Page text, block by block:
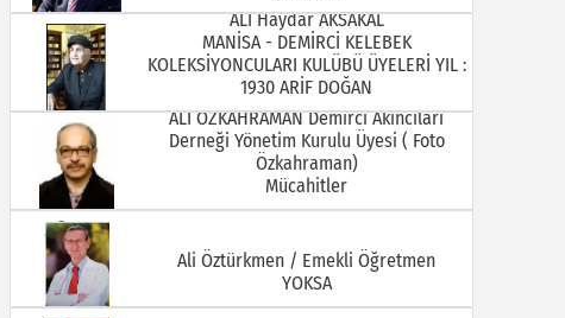
08.07.2026 06.07.2026
ALİ ÖZKAHRAMAN Demirci Akıncıları
Derneği Yönetim Kurulu Üyesi ( Foto
Özkahraman)
Mücahitler
Ali Öztürkmen / Emekli Öğretmen
YOKSA
BABAM HAMDİ TORTAMIŞ ( Kaymakam
İbrahim Ethem Bey )